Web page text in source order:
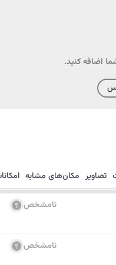
اضافه کنید.
تصاویر مکان‌های مشابه
نامشخص
نامشخص